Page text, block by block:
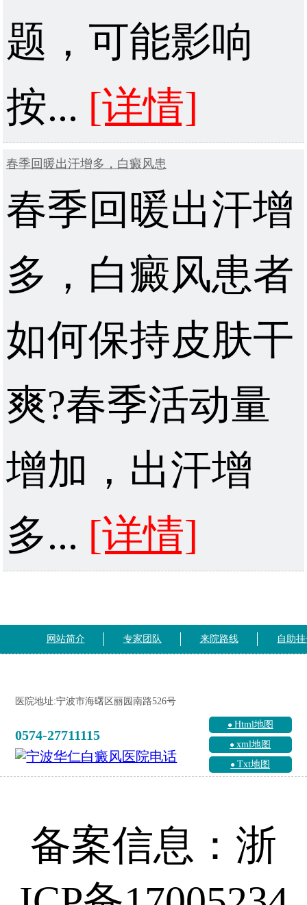
题，可能影响
按... [详情]
春季回暖出汗增多，白癜风患
春季回暖出汗增
多，白癜风患者
如何保持皮肤干
爽?春季活动量
增加，出汗增
多... [详情]
网站简介 专家团队 来院路线 自助
医院地址:宁波市海曙区丽园南路526号
0574-27711115
Html地图
xml地图
Txt地图
备案信息：浙